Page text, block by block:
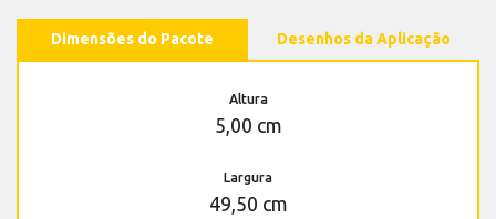
Dimensões do Pacote Desenhos da Aplicação
Altura
5,00 cm
Largura
49,50 cm